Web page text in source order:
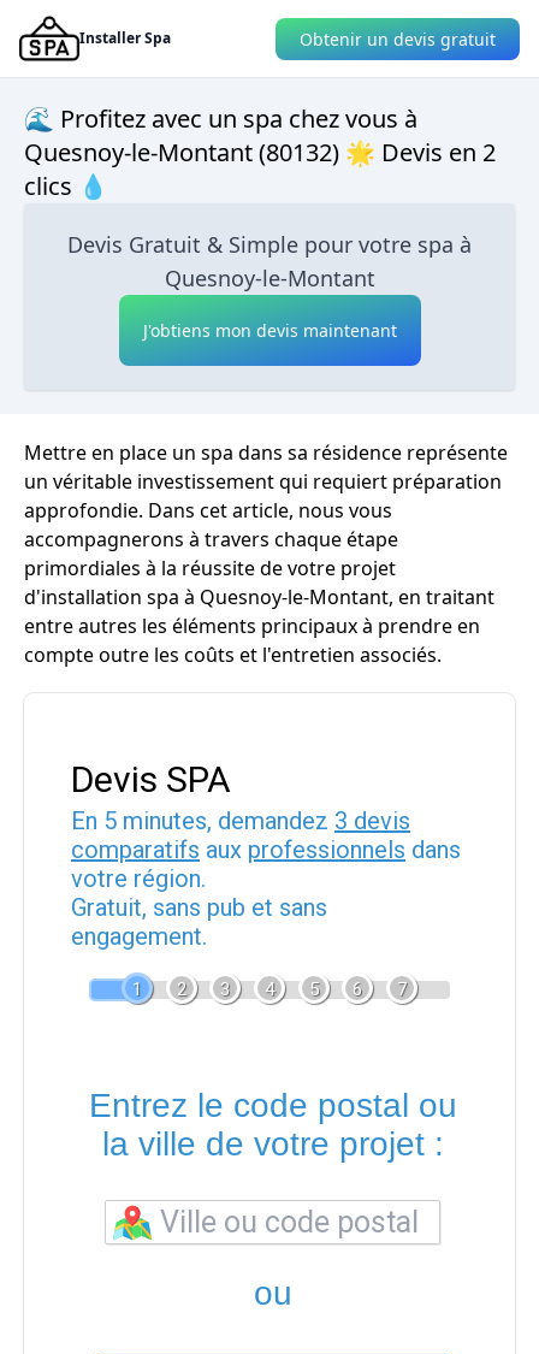
Installer Spa Obtenir un devis gratuit
🌊 Profitez avec un spa chez vous à
Quesnoy-le-Montant (80132) 🌟 Devis en 2
clics 💧
Devis Gratuit & Simple pour votre spa à
Quesnoy-le-Montant
J'obtiens mon devis maintenant
Mettre en place un spa dans sa résidence représente
un véritable investissement qui requiert préparation
approfondie. Dans cet article, nous vous
accompagnerons à travers chaque étape
primordiales à la réussite de votre projet
d'installation spa à Quesnoy-le-Montant, en traitant
entre autres les éléments principaux à prendre en
compte outre les coûts et l'entretien associés.
Devis SPA
En 5 minutes, demandez 3 devis
comparatifs aux professionnels dans
votre région.
Gratuit, sans pub et sans
engagement.
1 2 3 4 5 6 7
Entrez le code postal ou
la ville de votre projet :
ou